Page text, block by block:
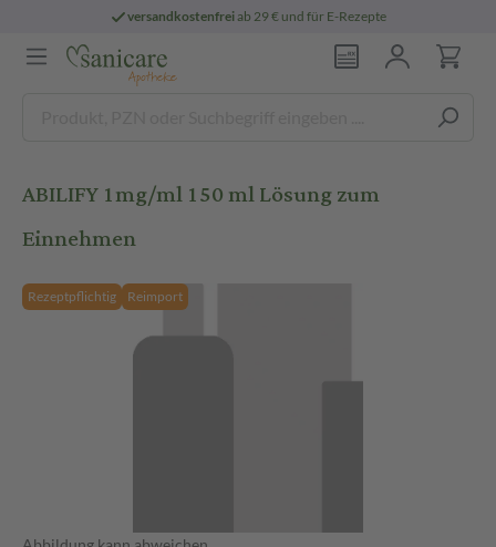
versandkostenfreiab 29 € und für E-Rezepte
ABILIFY 1mg/ml 150 ml Lösung zum
Einnehmen
Rezeptpflichtig Reimport